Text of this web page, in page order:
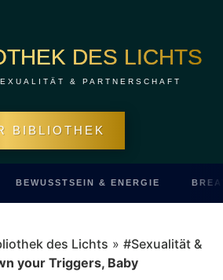
DES LICHTS
& PARTNERSCHAFT
BIBLIOTHEK
BEWUSSTSEIN & ENERGIE
des Lichts » #Sexualität &
your Triggers, Baby